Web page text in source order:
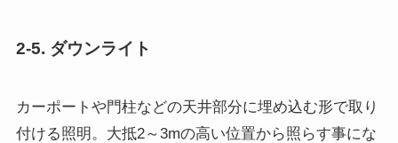
2-5. ダウンライト
カーポートや門柱などの天井部分に埋め込む形で取り
付ける照明。大抵2～3mの高い位置から照らす事にな